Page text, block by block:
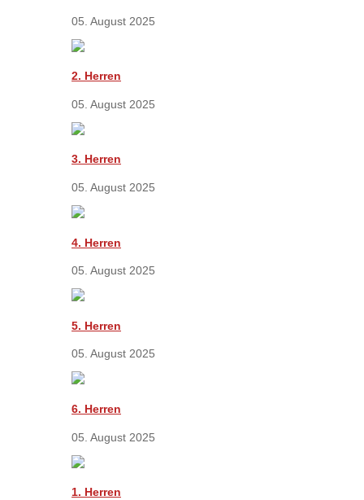
05. August 2025
2. Herren
05. August 2025
3. Herren
05. August 2025
4. Herren
05. August 2025
5. Herren
05. August 2025
6. Herren
05. August 2025
1. Herren